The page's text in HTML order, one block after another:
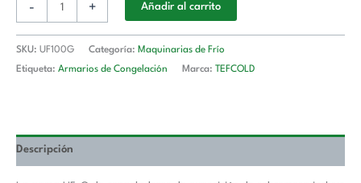
- + Añadir al carrito
SKU: UF100G Categoría: Maquinarias de Frío
Etiqueta: Armarios de Congelación Marca: TEFCOLD
Descripción